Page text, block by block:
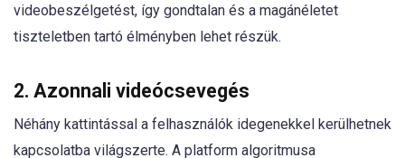
videobeszélgetést, így gondtalan és a magánéletet
tiszteletben tartó élményben lehet részük.
2. Azonnali videócsevegés
Néhány kattintással a felhasználók idegenekkel kerülhetnek
kapcsolatba világszerte. A platform algoritmusa